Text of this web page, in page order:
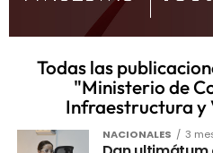
Todas las
"Ministerio de
Infraestructura y
NACIONALES 3